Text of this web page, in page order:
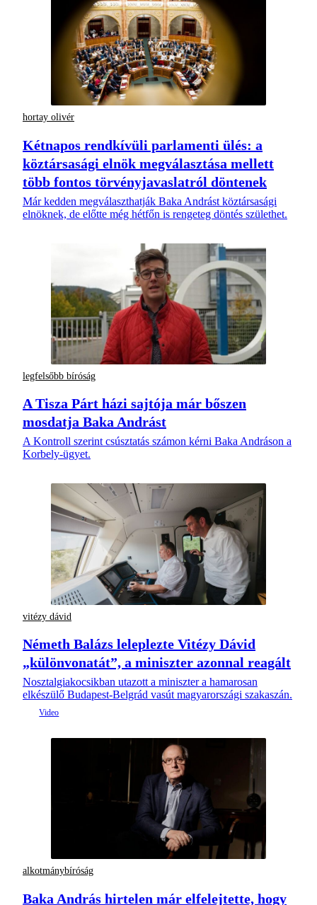
hortay olivér
Kétnapos rendkívüli parlamenti ülés: a
köztársasági elnök megválasztása mellett
több fontos törvényjavaslatról döntenek
Már kedden megválaszthatják Baka Andrást köztársasági
elnöknek, de előtte még hétfőn is rengeteg döntés születhet.
legfelsőbb bíróság
A Tisza Párt házi sajtója már bőszen
mosdatja Baka Andrást
A Kontroll szerint csúsztatás számon kérni Baka Andráson a
Korbely-ügyet.
vitézy dávid
Németh Balázs leleplezte Vitézy Dávid
„különvonatát”, a miniszter azonnal reagált
Nosztalgiakocsikban utazott a miniszter a hamarosan
elkészülő Budapest-Belgrád vasút magyarországi szakaszán.
alkotmánybíróság
Baka András hirtelen már elfelejtette, hogy